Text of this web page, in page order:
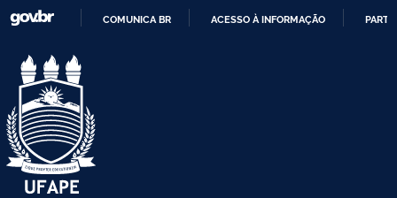
Pular
COMUNICA BR ACESSO À INFORMAÇÃO